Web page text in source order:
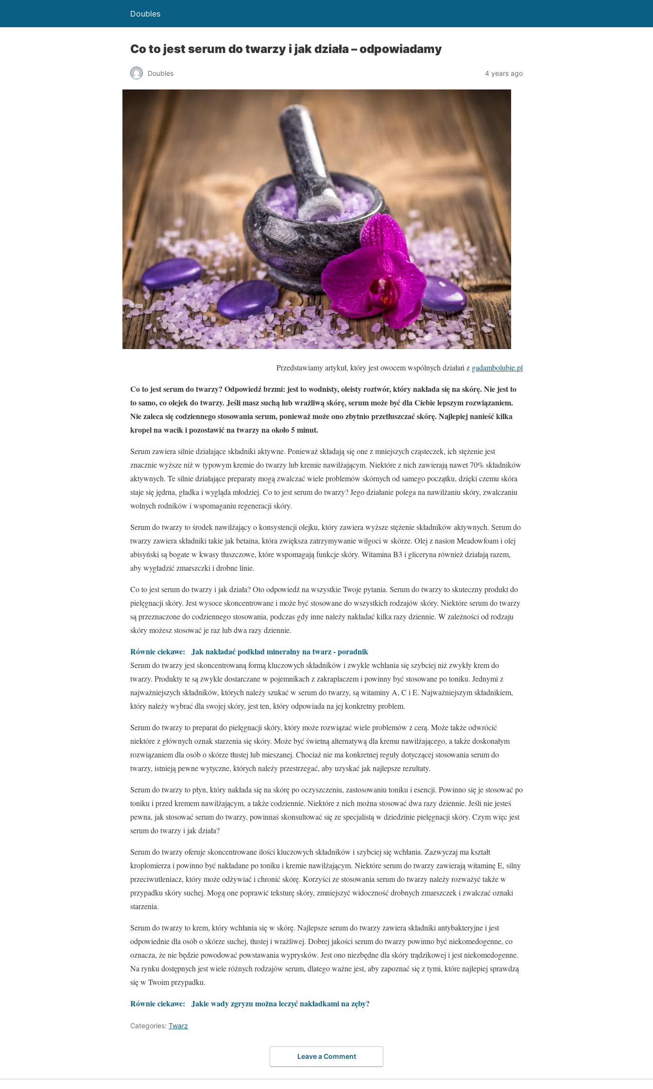
Doubles
Co to jest serum do twarzy i jak działa – odpowiadamy
Doubles 4 years ago
Przedstawiamy artykuł, który jest owocem wspólnych działań z gadambolubie.pl
Co to jest serum do twarzy? Odpowiedź brzmi: jest to wodnisty, oleisty roztwór, który nakłada się na skórę. Nie jest to
to samo, co olejek do twarzy. Jeśli masz suchą lub wrażliwą skórę, serum może być dla Ciebie lepszym rozwiązaniem.
Nie zaleca się codziennego stosowania serum, ponieważ może ono zbytnio przetłuszczać skórę. Najlepiej nanieść kilka
kropel na wacik i pozostawić na twarzy na około 5 minut.
Serum zawiera silnie działające składniki aktywne. Ponieważ składają się one z mniejszych cząsteczek, ich stężenie jest
znacznie wyższe niż w typowym kremie do twarzy lub kremie nawilżającym. Niektóre z nich zawierają nawet 70% składników
aktywnych. Te silnie działające preparaty mogą zwalczać wiele problemów skórnych od samego początku, dzięki czemu skóra
staje się jędrna, gładka i wygląda młodziej. Co to jest serum do twarzy? Jego działanie polega na nawilżaniu skóry, zwalczaniu
wolnych rodników i wspomaganiu regeneracji skóry.
Serum do twarzy to środek nawilżający o konsystencji olejku, który zawiera wyższe stężenie składników aktywnych. Serum do
twarzy zawiera składniki takie jak betaina, która zwiększa zatrzymywanie wilgoci w skórze. Olej z nasion Meadowfoam i olej
abisyński są bogate w kwasy tłuszczowe, które wspomagają funkcje skóry. Witamina B3 i gliceryna również działają razem,
aby wygładzić zmarszczki i drobne linie.
Co to jest serum do twarzy i jak działa? Oto odpowiedź na wszystkie Twoje pytania. Serum do twarzy to skuteczny produkt do
pielęgnacji skóry. Jest wysoce skoncentrowane i może być stosowane do wszystkich rodzajów skóry. Niektóre serum do twarzy
są przeznaczone do codziennego stosowania, podczas gdy inne należy nakładać kilka razy dziennie. W zależności od rodzaju
skóry możesz stosować je raz lub dwa razy dziennie.
Równie ciekawe: Jak nakładać podkład mineralny na twarz - poradnik
Serum do twarzy jest skoncentrowaną formą kluczowych składników i zwykle wchłania się szybciej niż zwykły krem do
twarzy. Produkty te są zwykle dostarczane w pojemnikach z zakraplaczem i powinny być stosowane po toniku. Jednymi z
najważniejszych składników, których należy szukać w serum do twarzy, są witaminy A, C i E. Najważniejszym składnikiem,
który należy wybrać dla swojej skóry, jest ten, który odpowiada na jej konkretny problem.
Serum do twarzy to preparat do pielęgnacji skóry, który może rozwiązać wiele problemów z cerą. Może także odwrócić
niektóre z głównych oznak starzenia się skóry. Może być świetną alternatywą dla kremu nawilżającego, a także doskonałym
rozwiązaniem dla osób o skórze tłustej lub mieszanej. Chociaż nie ma konkretnej reguły dotyczącej stosowania serum do
twarzy, istnieją pewne wytyczne, których należy przestrzegać, aby uzyskać jak najlepsze rezultaty.
Serum do twarzy to płyn, który nakłada się na skórę po oczyszczeniu, zastosowaniu toniku i esencji. Powinno się je stosować po
toniku i przed kremem nawilżającym, a także codziennie. Niektóre z nich można stosować dwa razy dziennie. Jeśli nie jesteś
pewna, jak stosować serum do twarzy, powinnaś skonsultować się ze specjalistą w dziedzinie pielęgnacji skóry. Czym więc jest
serum do twarzy i jak działa?
Serum do twarzy oferuje skoncentrowane ilości kluczowych składników i szybciej się wchłania. Zazwyczaj ma kształt
kroplomierza i powinno być nakładane po toniku i kremie nawilżającym. Niektóre serum do twarzy zawierają witaminę E, silny
przeciwutleniacz, który może odżywiać i chronić skórę. Korzyści ze stosowania serum do twarzy należy rozważyć także w
przypadku skóry suchej. Mogą one poprawić teksturę skóry, zmniejszyć widoczność drobnych zmarszczek i zwalczać oznaki
starzenia.
Serum do twarzy to krem, który wchłania się w skórę. Najlepsze serum do twarzy zawiera składniki antybakteryjne i jest
odpowiednie dla osób o skórze suchej, tłustej i wrażliwej. Dobrej jakości serum do twarzy powinno być niekomedogenne, co
oznacza, że nie będzie powodować powstawania wyprysków. Jest ono niezbędne dla skóry trądzikowej i jest niekomedogenne.
Na rynku dostępnych jest wiele różnych rodzajów serum, dlatego ważne jest, aby zapoznać się z tymi, które najlepiej sprawdzą
się w Twoim przypadku.
Równie ciekawe: Jakie wady zgryzu można leczyć nakładkami na zęby?
Categories: Twarz
Leave a Comment